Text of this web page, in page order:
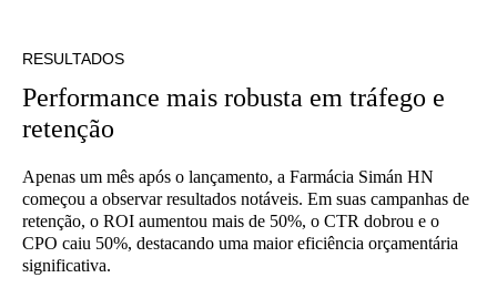
RESULTADOS
Performance mais robusta em tráfego e
retenção
Apenas um mês após o lançamento, a Farmácia Simán HN
começou a observar resultados notáveis. Em suas campanhas de
retenção, o ROI aumentou mais de 50%, o CTR dobrou e o
CPO caiu 50%, destacando uma maior eficiência orçamentária
significativa.